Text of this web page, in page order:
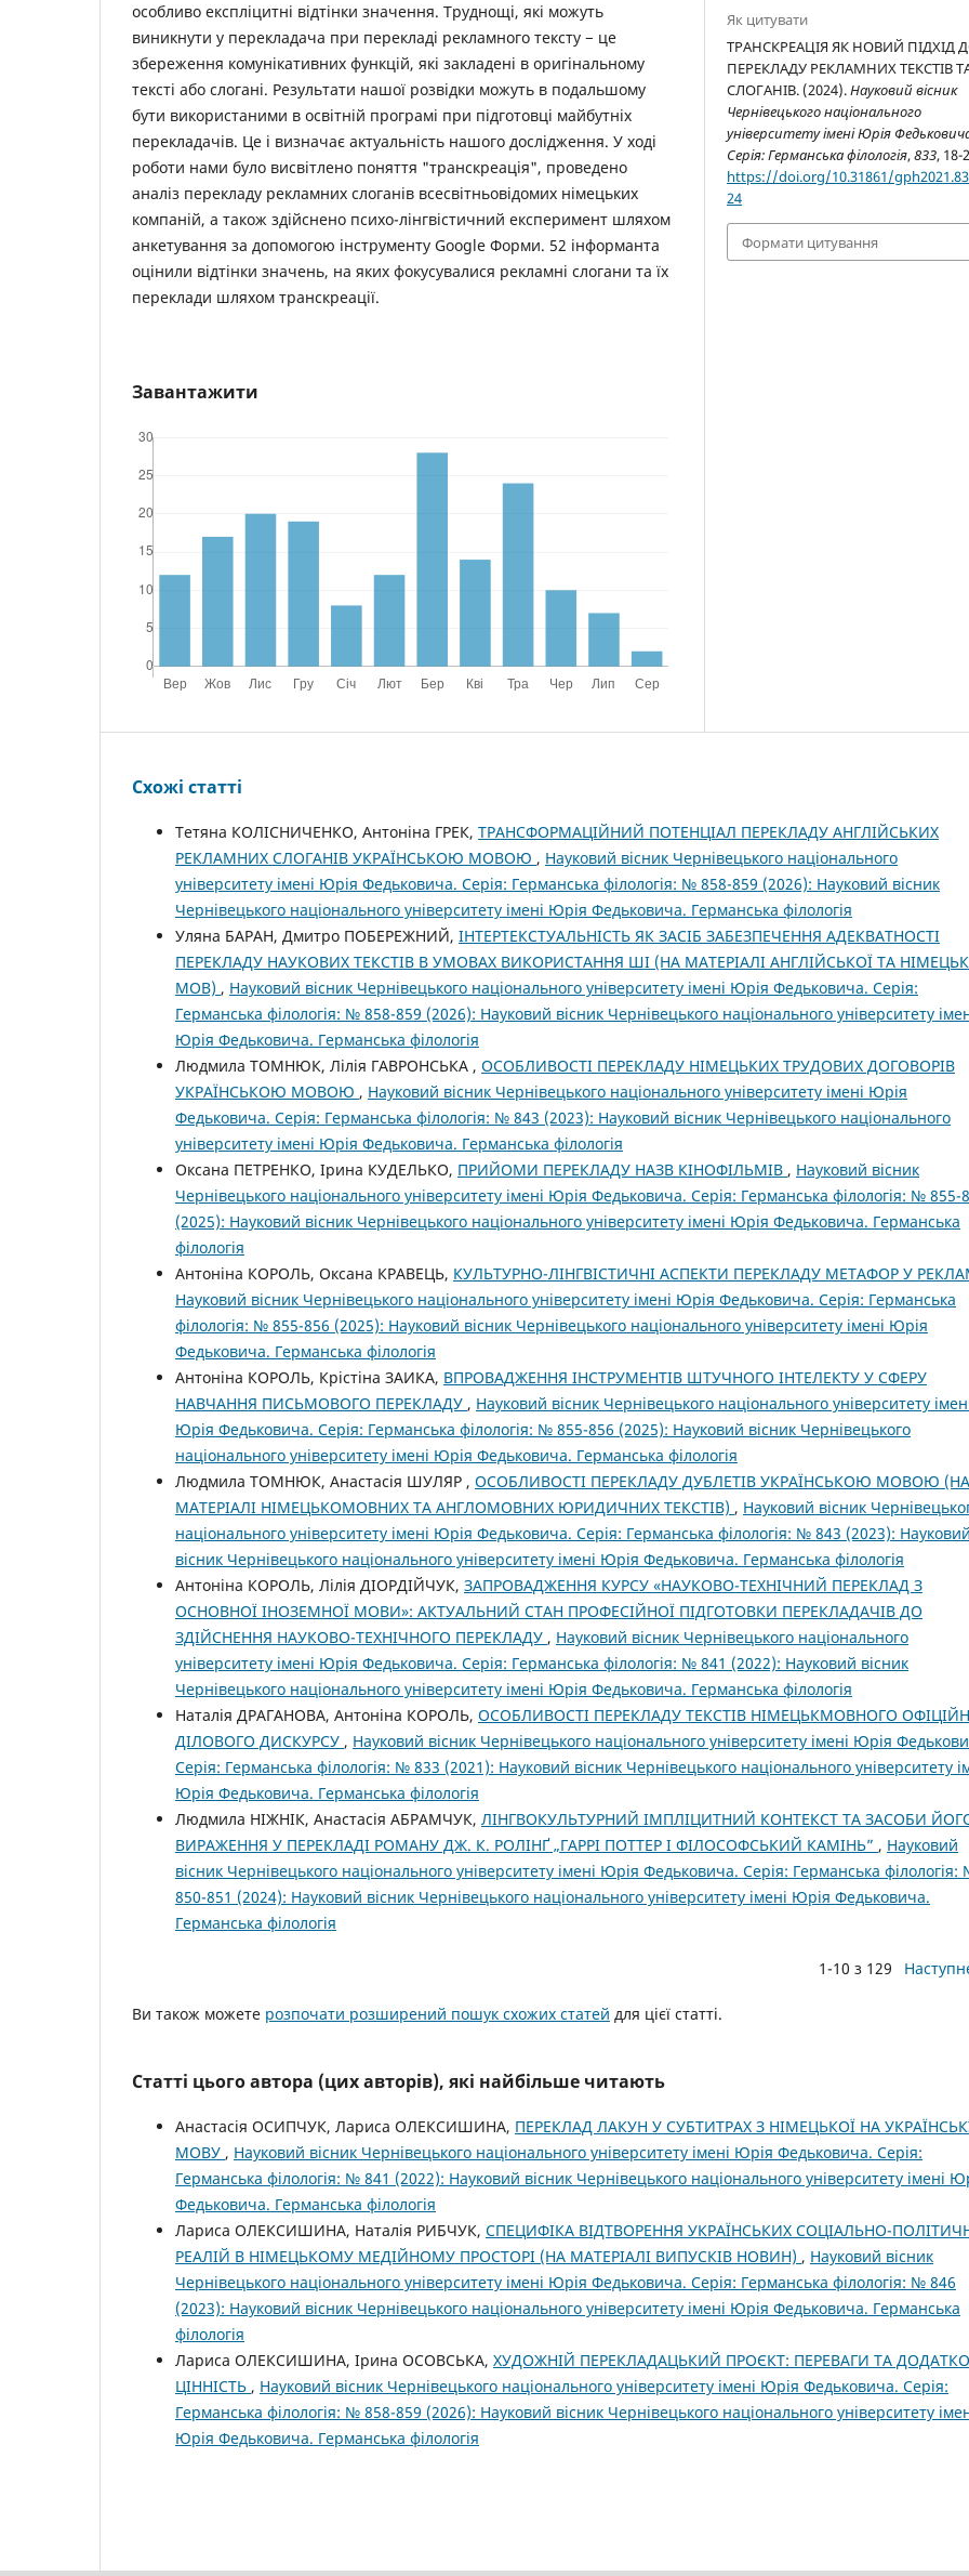
особливо експліцитні відтінки значення. Труднощі, які можуть
виникнути у перекладача при перекладі рекламного тексту − це
збереження комунікативних функцій, які закладені в оригінальному
тексті або слогані. Результати нашої розвідки можуть в подальшому
бути використаними в освітній програмі при підготовці майбутніх
перекладачів. Це і визначає актуальність нашого дослідження. У ході
роботи нами було висвітлено поняття "транскреація", проведено
аналіз перекладу рекламних слоганів всесвітньовідомих німецьких
компаній, а також здійснено психо-лінгвістичний експеримент шляхом
анкетування за допомогою інструменту Google Форми. 52 інформанта
оцінили відтінки значень, на яких фокусувалися рекламні слогани та їх
переклади шляхом транскреації.
Завантажити
Як цитувати
ТРАНСКРЕАЦІЯ ЯК НОВИЙ ПІДХІД
ПЕРЕКЛАДУ РЕКЛАМНИХ ТЕКСТІВ
СЛОГАНІВ. (2024).Науковий вісник
Чернівецького національного
університету імені Юрія
Серія: Германська філологія,833, 18-
https://doi.org/10.31861/
24
Формати цитування
Схожі статті
Тетяна КОЛІСНИЧЕНКО, Антоніна ГРЕК, ТРАНСФОРМАЦІЙНИЙ ПОТЕНЦІАЛ ПЕРЕКЛАДУ АНГЛІЙСЬКИХ
РЕКЛАМНИХ СЛОГАНІВ УКРАЇНСЬКОЮ МОВОЮ , Науковий вісник Чернівецького національного
університету імені Юрія Федьковича. Серія: Германська філологія: № 858-859 (2026): Науковий вісник
Чернівецького національного університету імені Юрія Федьковича. Германська філологія
Уляна БАРАН, Дмитро ПОБЕРЕЖНИЙ, ІНТЕРТЕКСТУАЛЬНІСТЬ ЯК ЗАСІБ ЗАБЕЗПЕЧЕННЯ АДЕКВАТНОСТІ
ПЕРЕКЛАДУ НАУКОВИХ ТЕКСТІВ В УМОВАХ ВИКОРИСТАННЯ ШІ (НА МАТЕРІАЛІ АНГЛІЙСЬКОЇ ТА
МОВ) , Науковий вісник Чернівецького національного університету імені Юрія Федьковича. Серія:
Германська філологія: № 858-859 (2026): Науковий вісник Чернівецького національного університету
Юрія Федьковича. Германська філологія
Людмила ТОМНЮК, Лілія ГАВРОНСЬКА , ОСОБЛИВОСТІ ПЕРЕКЛАДУ НІМЕЦЬКИХ ТРУДОВИХ ДОГОВОРІВ
УКРАЇНСЬКОЮ МОВОЮ , Науковий вісник Чернівецького національного університету імені Юрія
Федьковича. Серія: Германська філологія: № 843 (2023): Науковий вісник Чернівецького національного
університету імені Юрія Федьковича. Германська філологія
Оксана ПЕТРЕНКО, Ірина КУДЕЛЬКО, ПРИЙОМИ ПЕРЕКЛАДУ НАЗВ КІНОФІЛЬМІВ , Науковий вісник
Чернівецького національного університету імені Юрія Федьковича. Серія: Германська філологія: № 855-
(2025): Науковий вісник Чернівецького національного університету імені Юрія Федьковича. Германська
філологія
Антоніна КОРОЛЬ, Оксана КРАВЕЦЬ, КУЛЬТУРНО-ЛІНГВІСТИЧНІ АСПЕКТИ ПЕРЕКЛАДУ МЕТАФОР У
Науковий вісник Чернівецького національного університету імені Юрія Федьковича. Серія: Германська
філологія: № 855-856 (2025): Науковий вісник Чернівецького національного університету імені Юрія
Федьковича. Германська філологія
Антоніна КОРОЛЬ, Крістіна ЗАИКА, ВПРОВАДЖЕННЯ ІНСТРУМЕНТІВ ШТУЧНОГО ІНТЕЛЕКТУ У СФЕРУ
НАВЧАННЯ ПИСЬМОВОГО ПЕРЕКЛАДУ , Науковий вісник Чернівецького національного університету
Юрія Федьковича. Серія: Германська філологія: № 855-856 (2025): Науковий вісник Чернівецького
національного університету імені Юрія Федьковича. Германська філологія
Людмила ТОМНЮК, Анастасія ШУЛЯР , ОСОБЛИВОСТІ ПЕРЕКЛАДУ ДУБЛЕТІВ УКРАЇНСЬКОЮ МОВОЮ (НА
МАТЕРІАЛІ НІМЕЦЬКОМОВНИХ ТА АНГЛОМОВНИХ ЮРИДИЧНИХ ТЕКСТІВ) , Науковий вісник
національного університету імені Юрія Федьковича. Серія: Германська філологія: № 843 (2023):
вісник Чернівецького національного університету імені Юрія Федьковича. Германська філологія
Антоніна КОРОЛЬ, Лілія ДІОРДІЙЧУК, ЗАПРОВАДЖЕННЯ КУРСУ «НАУКОВО-ТЕХНІЧНИЙ ПЕРЕКЛАД З
ОСНОВНОЇ ІНОЗЕМНОЇ МОВИ»: АКТУАЛЬНИЙ СТАН ПРОФЕСІЙНОЇ ПІДГОТОВКИ ПЕРЕКЛАДАЧІВ ДО
ЗДІЙСНЕННЯ НАУКОВО-ТЕХНІЧНОГО ПЕРЕКЛАДУ , Науковий вісник Чернівецького національного
університету імені Юрія Федьковича. Серія: Германська філологія: № 841 (2022): Науковий вісник
Чернівецького національного університету імені Юрія Федьковича. Германська філологія
Наталія ДРАГАНОВА, Антоніна КОРОЛЬ, ОСОБЛИВОСТІ ПЕРЕКЛАДУ ТЕКСТІВ НІМЕЦЬКМОВНОГО
ДІЛОВОГО ДИСКУРСУ , Науковий вісник Чернівецького національного університету імені Юрія
Серія: Германська філологія: № 833 (2021): Науковий вісник Чернівецького національного університету
Юрія Федьковича. Германська філологія
Людмила НІЖНІК, Анастасія АБРАМЧУК, ЛІНГВОКУЛЬТУРНИЙ ІМПЛІЦИТНИЙ КОНТЕКСТ ТА ЗАСОБИ
ВИРАЖЕННЯ У ПЕРЕКЛАДІ РОМАНУ ДЖ. К. РОЛІНҐ „ГАРРІ ПОТТЕР І ФІЛОСОФСЬКИЙ КАМІНЬ” , Науковий
вісник Чернівецького національного університету імені Юрія Федьковича. Серія: Германська філологія:
850-851 (2024): Науковий вісник Чернівецького національного університету імені Юрія Федьковича.
Германська філологія
1-10 з 129
Ви також можете розпочати розширений пошук схожих статей для цієї статті.
Статті цього автора (цих авторів), які найбільше читають
Анастасія ОСИПЧУК, Лариса ОЛЕКСИШИНА, ПЕРЕКЛАД ЛАКУН У СУБТИТРАХ З НІМЕЦЬКОЇ НА
МОВУ , Науковий вісник Чернівецького національного університету імені Юрія Федьковича. Серія:
Германська філологія: № 841 (2022): Науковий вісник Чернівецького національного університету імені
Федьковича. Германська філологія
Лариса ОЛЕКСИШИНА, Наталія РИБЧУК, СПЕЦИФІКА ВІДТВОРЕННЯ УКРАЇНСЬКИХ СОЦІАЛЬНО-
РЕАЛІЙ В НІМЕЦЬКОМУ МЕДІЙНОМУ ПРОСТОРІ (НА МАТЕРІАЛІ ВИПУСКІВ НОВИН) , Науковий вісник
Чернівецького національного університету імені Юрія Федьковича. Серія: Германська філологія: № 846
(2023): Науковий вісник Чернівецького національного університету імені Юрія Федьковича. Германська
філологія
Лариса ОЛЕКСИШИНА, Ірина ОСОВСЬКА, ХУДОЖНІЙ ПЕРЕКЛАДАЦЬКИЙ ПРОЄКТ: ПЕРЕВАГИ ТА
ЦІННІСТЬ , Науковий вісник Чернівецького національного університету імені Юрія Федьковича. Серія:
Германська філологія: № 858-859 (2026): Науковий вісник Чернівецького національного університету
Юрія Федьковича. Германська філологія